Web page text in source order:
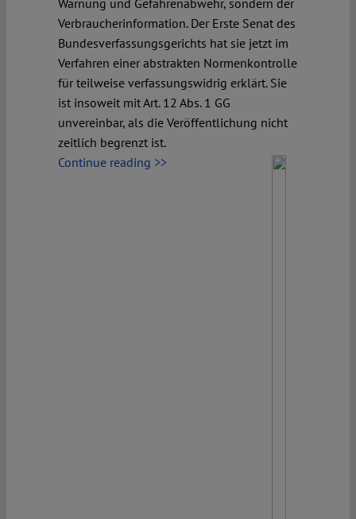
Verbraucherinformation. Der Erste Senat des
Bundesverfassungsgerichts hat sie jetzt im
Verfahren einer abstrakten Normenkontrolle
für teilweise verfassungswidrig erklärt. Sie
ist insoweit mit Art. 12 Abs. 1 GG
unvereinbar, als die Veröffentlichung nicht
zeitlich begrenzt ist.
Continue reading >>